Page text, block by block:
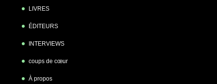
LIVRES
ÉDITEURS
INTERVIEWS
coups de cœur
À propos